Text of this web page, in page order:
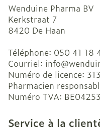
Wenduine Pharma BV
Kerkstraat 7
8420 De Haan
Téléphone: 050 41 18
Courriel: info@
Numéro de licence:
Pharmacien
Numéro TVA:
Service à la